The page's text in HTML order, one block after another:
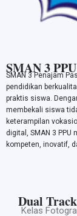
SMAN 3 PPU
SMAN 3 Penajam
pendidikan
praktis siswa.
membekali siswa
keterampilan
digital, SMAN 3
kompeten, inovatif,
Dual Track
Kelas